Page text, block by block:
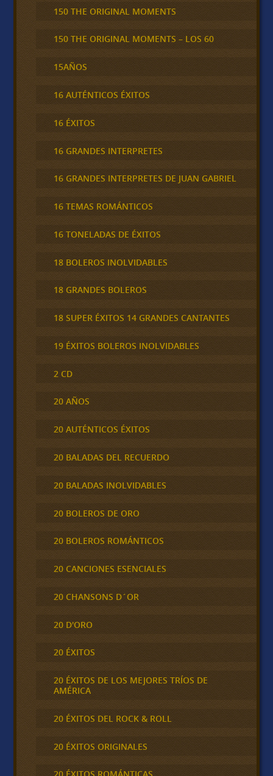
150 THE ORIGINAL MOMENTS
150 THE ORIGINAL MOMENTS – LOS 60
15AÑOS
16 AUTÉNTICOS ÉXITOS
16 ÉXITOS
16 GRANDES INTERPRETES
16 GRANDES INTERPRETES DE JUAN GABRIEL
16 TEMAS ROMÁNTICOS
16 TONELADAS DE ÉXITOS
18 BOLEROS INOLVIDABLES
18 GRANDES BOLEROS
18 SUPER ÉXITOS 14 GRANDES CANTANTES
19 ÉXITOS BOLEROS INOLVIDABLES
2 CD
20 AÑOS
20 AUTÉNTICOS ÉXITOS
20 BALADAS DEL RECUERDO
20 BALADAS INOLVIDABLES
20 BOLEROS DE ORO
20 BOLEROS ROMÁNTICOS
20 CANCIONES ESENCIALES
20 CHANSONS D´OR
20 D'ORO
20 ÉXITOS
20 ÉXITOS DE LOS MEJORES TRÍOS DE
AMÉRICA
20 ÉXITOS DEL ROCK & ROLL
20 ÉXITOS ORIGINALES